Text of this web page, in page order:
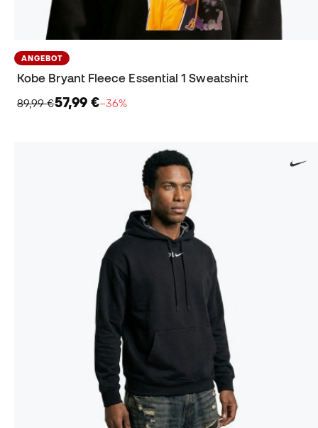
ANGEBOT
Kobe Bryant Fleece Essential 1 Sweatshirt
89,99 €57,99 €−36%